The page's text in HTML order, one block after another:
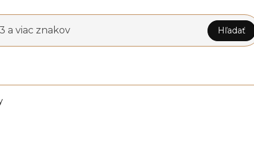
a viac znakov Hľadať